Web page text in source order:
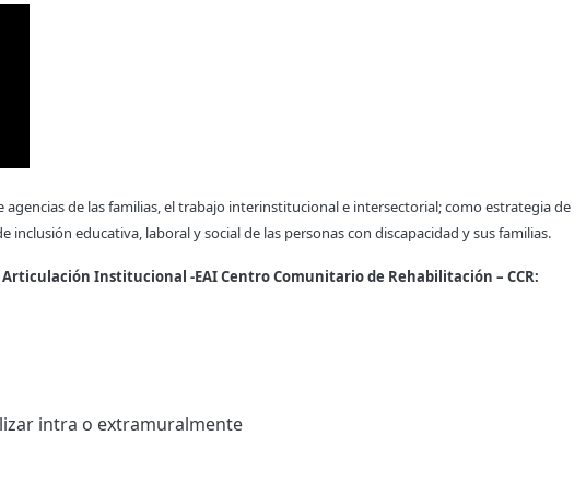
de las familias, el trabajo interinstitucional e intersectorial; como estrategia de
educativa, laboral y social de las personas con discapacidad y sus familias.
Institucional -EAI Centro Comunitario de Rehabilitación – CCR:
intra o extramuralmente